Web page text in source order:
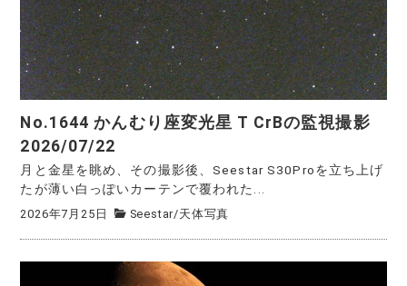
No.1644 かんむり座変光星 T CrBの監視撮影
2026/07/22
月と金星を眺め、その撮影後、Seestar S30Proを立ち上げ
たが薄い白っぽいカーテンで覆われた...
2026年7月25日 Seestar/天体写真